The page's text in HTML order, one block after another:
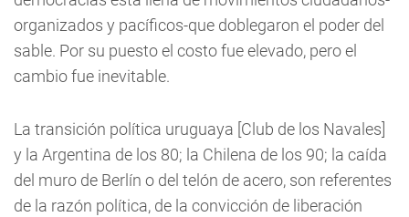
organizados y pacíficos-que doblegaron el poder del
sable. Por su puesto el costo fue elevado, pero el
cambio fue inevitable.
La transición política uruguaya [Club de los Navales]
y la Argentina de los 80; la Chilena de los 90; la caída
del muro de Berlín o del telón de acero, son referentes
de la razón política, de la convicción de liberación